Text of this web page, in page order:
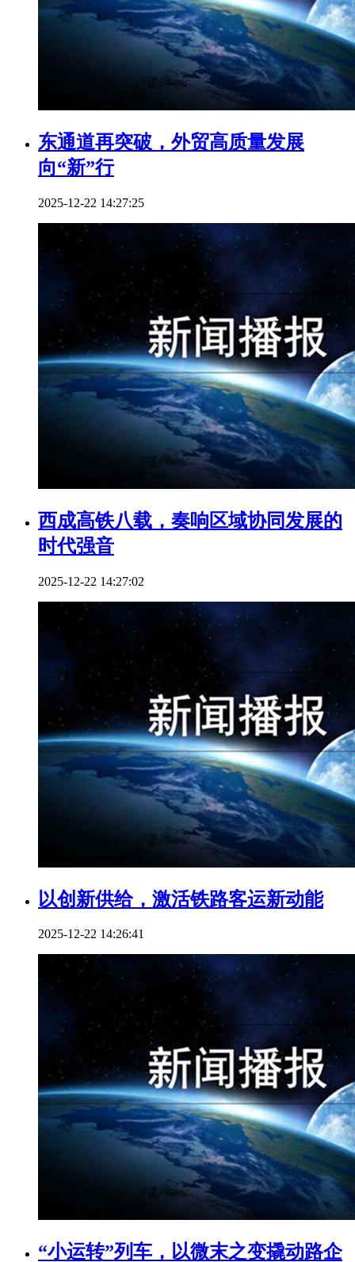
东通道再突破，外贸高质量发展
向“新”行
2025-12-22 14:27:25
西成高铁八载，奏响区域协同发展的
时代强音
2025-12-22 14:27:02
以创新供给，激活铁路客运新动能
2025-12-22 14:26:41
“小运转”列车，以微末之变撬动路企